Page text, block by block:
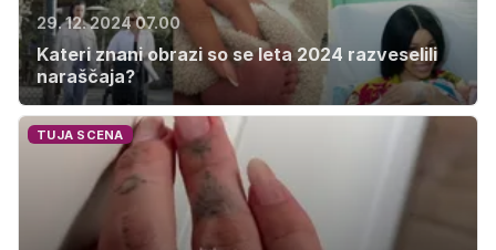
29. 12. 2024 07.00
Kateri znani obrazi so se leta 2024 razveselili
naraščaja?
TUJA SCENA